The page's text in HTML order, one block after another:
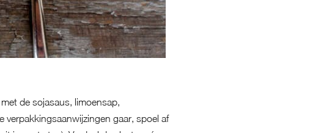
de sojasaus, limoensap,
verpakkingsaanwijzingen gaar, spoel af